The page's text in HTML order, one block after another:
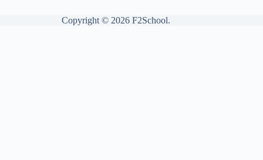
Copyright © 2026 F2School.